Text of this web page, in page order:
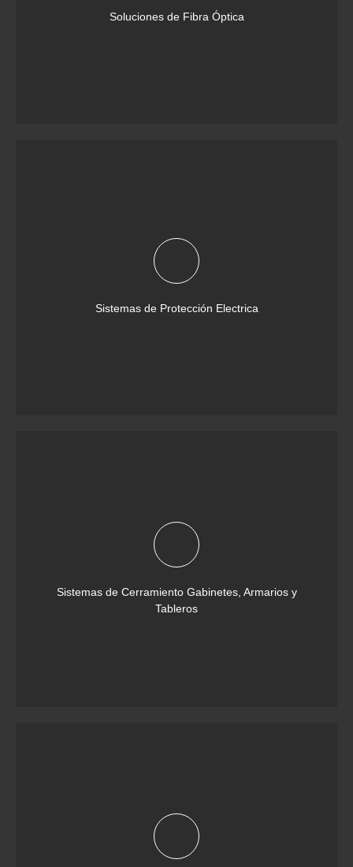
Soluciones de Fibra Óptica
Sistemas de Protección Electrica
Sistemas de Cerramiento Gabinetes, Armarios y
Tableros